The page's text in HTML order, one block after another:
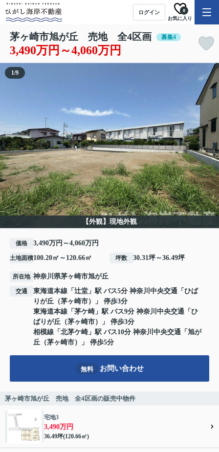
ログイン
お気に入り
0
茅ヶ崎市旭が丘 売地 全4区画 募集4
3,490万円～4,060万円
【外観】現地外観
1/9
価格 3,490万円～4,060万円
土地面積100.20㎡～120.66㎡ 坪数 30.31坪～36.49坪
所在地 神奈川県茅ヶ崎市旭が丘
交通 東海道本線 「 辻堂 」駅 バス5分 神奈川中央交通「ひば
りが丘（茅ヶ崎市）」 停歩3分
東海道本線 「 茅ケ崎 」駅 バス9分 神奈川中央交通「ひ
ばりが丘（茅ヶ崎市）」 停歩3分
相模線 「 北茅ケ崎 」駅 バス10分 神奈川中央交通「旭が
丘（茅ヶ崎市）」 停歩5分
無料 お問い合わせ
茅ヶ崎市旭が丘 売地 全4区画の販売中物件
宅地3
3,490万円
36.49坪(120.66㎡)